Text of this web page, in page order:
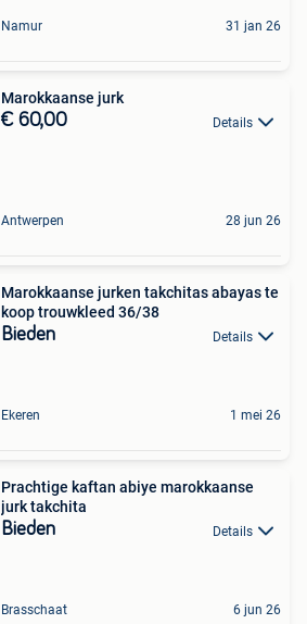
Namur 31 jan 26
Marokkaanse jurk
€ 60,00 Details
Antwerpen 28 jun 26
Marokkaanse jurken takchitas abayas te
koop trouwkleed 36/38
Bieden Details
Ekeren 1 mei 26
Prachtige kaftan abiye marokkaanse
jurk takchita
Bieden Details
Brasschaat 6 jun 26